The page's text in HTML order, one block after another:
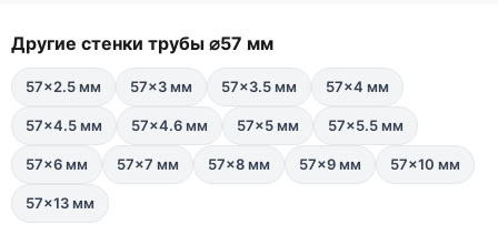
Другие стенки трубы ⌀57 мм
57×2.5 мм 57×3 мм 57×3.5 мм 57×4 мм
57×4.5 мм 57×4.6 мм 57×5 мм 57×5.5 мм
57×6 мм 57×7 мм 57×8 мм 57×9 мм 57×10 мм
57×13 мм